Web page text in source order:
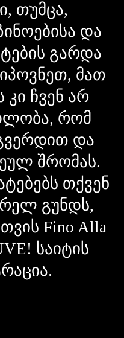
თუმცა,
და
გარდა
მათ
კი ჩვენ არ
რომ
და
შრომას.
თქვენ
გუნდს,
Fino Alla
საიტის